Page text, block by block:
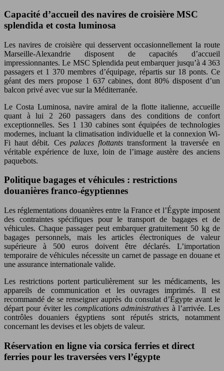
Capacité d’accueil des navires de croisière MSC
splendida et costa luminosa
Les navires de croisière qui desservent occasionnellement la route
Marseille-Alexandrie disposent de capacités d’accueil
impressionnantes. Le MSC Splendida peut embarquer jusqu’à 4 363
passagers et 1 370 membres d’équipage, répartis sur 18 ponts. Ce
géant des mers propose 1 637 cabines, dont 80% disposent d’un
balcon privé avec vue sur la Méditerranée.
Le Costa Luminosa, navire amiral de la flotte italienne, accueille
quant à lui 2 260 passagers dans des conditions de confort
exceptionnelles. Ses 1 130 cabines sont équipées de technologies
modernes, incluant la climatisation individuelle et la connexion Wi-
Fi haut débit. Ces palaces flottantstransforment la traversée en
véritable expérience de luxe, loin de l’image austère des anciens
paquebots.
Politique bagages et véhicules : restrictions
douanières franco-égyptiennes
Les réglementations douanières entre la France et l’Égypte imposent
des contraintes spécifiques pour le transport de bagages et de
véhicules. Chaque passager peut embarquer gratuitement 50 kg de
bagages personnels, mais les articles électroniques de valeur
supérieure à 500 euros doivent être déclarés. L’importation
temporaire de véhicules nécessite un carnet de passage en douane et
une assurance internationale valide.
Les restrictions portent particulièrement sur les médicaments, les
appareils de communication et les ouvrages imprimés. Il est
recommandé de se renseigner auprès du consulat d’Égypte avant le
départ pour éviter les complications administratives à l’arrivée. Les
contrôles douaniers égyptiens sont réputés stricts, notamment
concernant les devises et les objets de valeur.
Réservation en ligne via corsica ferries et direct
ferries pour les traversées vers l’égypte